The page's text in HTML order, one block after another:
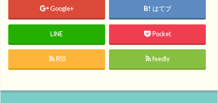
Google+ はてブ
LINE Pocket
RSS feedly